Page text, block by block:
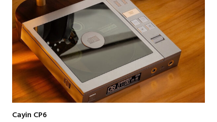
Cayin CP6